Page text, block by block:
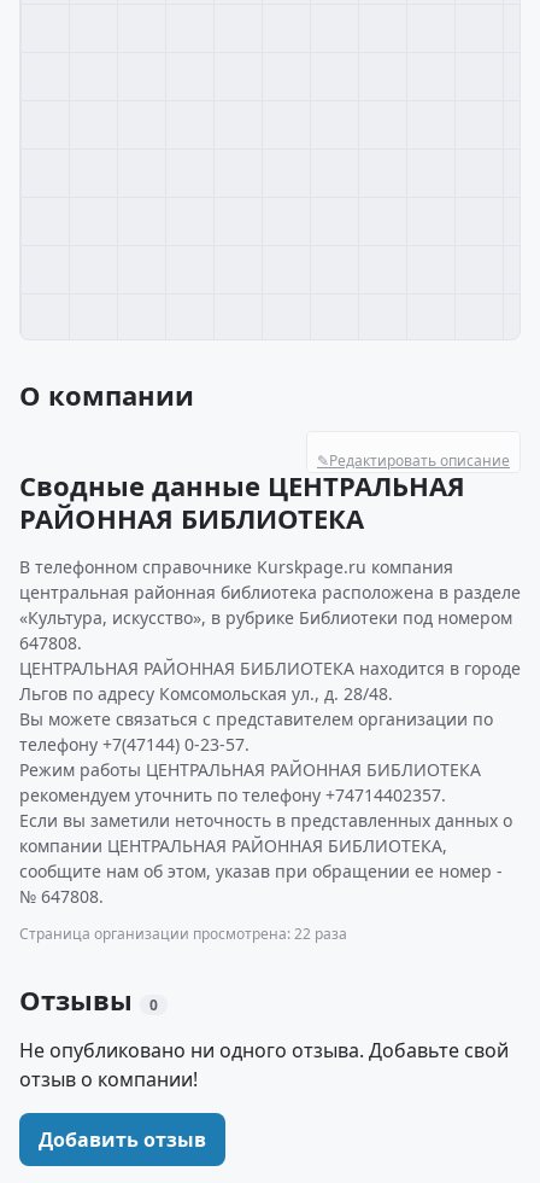
О компании
✎Редактировать описание
Сводные данные ЦЕНТРАЛЬНАЯ
РАЙОННАЯ БИБЛИОТЕКА
В телефонном справочнике Kurskpage.ru компания
центральная районная библиотека расположена в разделе
«Культура, искусство», в рубрике Библиотеки под номером
647808.
ЦЕНТРАЛЬНАЯ РАЙОННАЯ БИБЛИОТЕКА находится в городе
Льгов по адресу Комсомольская ул., д. 28/48.
Вы можете связаться с представителем организации по
телефону +7(47144) 0-23-57.
Режим работы ЦЕНТРАЛЬНАЯ РАЙОННАЯ БИБЛИОТЕКА
рекомендуем уточнить по телефону +74714402357.
Если вы заметили неточность в представленных данных о
компании ЦЕНТРАЛЬНАЯ РАЙОННАЯ БИБЛИОТЕКА,
сообщите нам об этом, указав при обращении ее номер -
№ 647808.
Страница организации просмотрена: 22 раза
Отзывы 0
Не опубликовано ни одного отзыва. Добавьте свой
отзыв о компании!
Добавить отзыв